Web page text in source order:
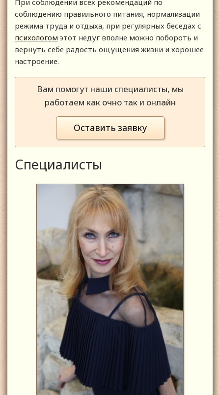
соблюдению правильного питания, нормализации
режима труда и отдыха, при регулярных беседах с
психологом этот недуг вполне можно побороть и
вернуть себе радость ощущения жизни и хорошее
настроение.
Вам помогут наши специалисты, мы
работаем как очно так и онлайн
Оставить заявку
Специалисты